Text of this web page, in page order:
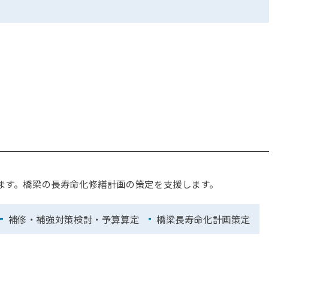
。橋梁の長寿命化修繕計画の策定を支援します。
補修・補強対策検討・予算算定 橋梁長寿命化計画策定